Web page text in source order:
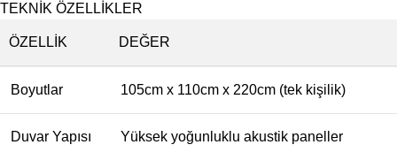
TEKNİK ÖZELLİKLER
ÖZELLIK DEĞER
Boyutlar 105cm x 110cm x 220cm (tek kişilik)
Duvar Yapısı Yüksek yoğunluklu akustik paneller